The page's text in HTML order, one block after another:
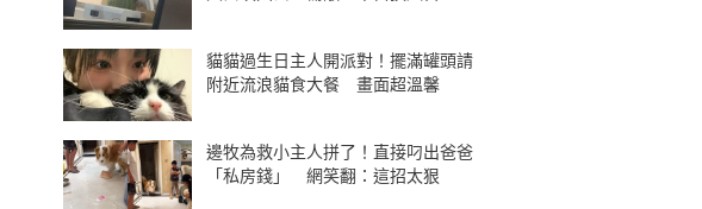
貓貓過生日主人開派對！擺滿罐頭請
附近流浪貓食大餐 畫面超溫馨
邊牧為救小主人拼了！直接叼出爸爸
「私房錢」 網笑翻：這招太狠